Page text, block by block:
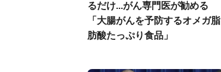
るだけ...がん専門医が勧める
「大腸がんを予防するオメガ脂
肪酸たっぷり食品」